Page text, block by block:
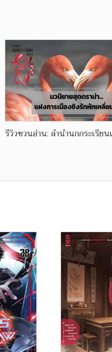
รีวิวชวนอ่าน: ลำนำนกกระเรีย